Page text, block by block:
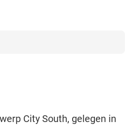
City South, gelegen in